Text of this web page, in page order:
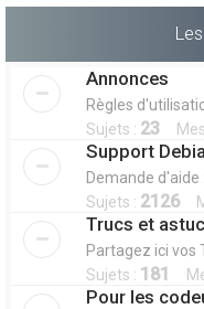
Annonces
Règles
Sujets : 23
Support
Demande d'aide
Sujets : 2126
Trucs et
Partagez ici vos
Sujets : 181
Pour les